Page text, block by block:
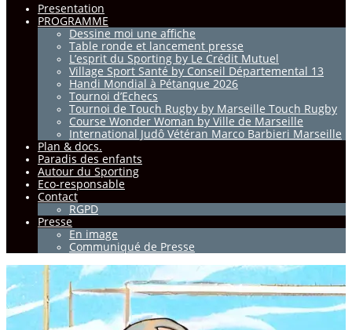
Presentation
PROGRAMME
Dessine moi une affiche
Table ronde et lancement presse
L’esprit du Sporting by Le Crédit Mutuel
Village Sport Santé by Conseil Départemental 13
Handi Mondial à Pétanque 2026
Tournoi d’Echecs
Tournoi de Touch Rugby by Marseille Touch Rugby
Course Wonder Woman by Ville de Marseille
International Judô Vétéran Marco Barbieri Marseille
Plan & docs.
Paradis des enfants
Autour du Sporting
Eco-responsable
Contact
RGPD
Presse
En image
Communiqué de Presse